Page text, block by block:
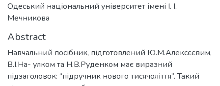
Одеський національний університет імені І. І.
Мечникова
Abstract
Навчальний посібник, підготовлений Ю.М.Алексєєвим,
В.І.На- улком та Н.В.Руденком має виразний
підзаголовок: “підручник нового тисячоліття”. Такий